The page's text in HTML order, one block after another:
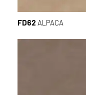
FD62 ALPACA